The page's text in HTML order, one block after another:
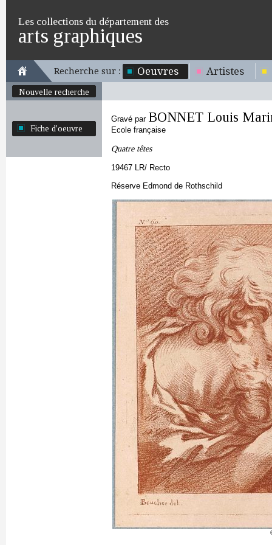
Les collections du département des
arts graphiques
Recherche sur : Oeuvres Artistes
Nouvelle recherche
Fiche d'oeuvre
Gravé par BONNET Louis
Ecole française
Quatre têtes
19467 LR/ Recto
Réserve Edmond de Rothschild